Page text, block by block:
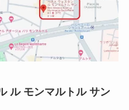
ル モンマルトル サン